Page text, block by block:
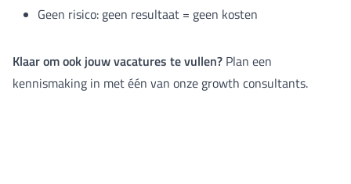
Geen risico: geen resultaat = geen kosten
Klaar om ook jouw vacatures te vullen? Plan een
kennismaking in met één van onze growth consultants.